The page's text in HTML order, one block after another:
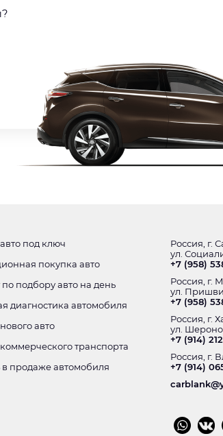
под ключ
покупка авто
подбору авто на день
диагностика автомобиля
авто
транспорта
продаже автомобиля
Россия, г.
ул.
+7 (958)
Россия, г.
ул.
+7 (958)
Россия, г.
ул.
+7 (914)
Россия, г.
+7 (914)